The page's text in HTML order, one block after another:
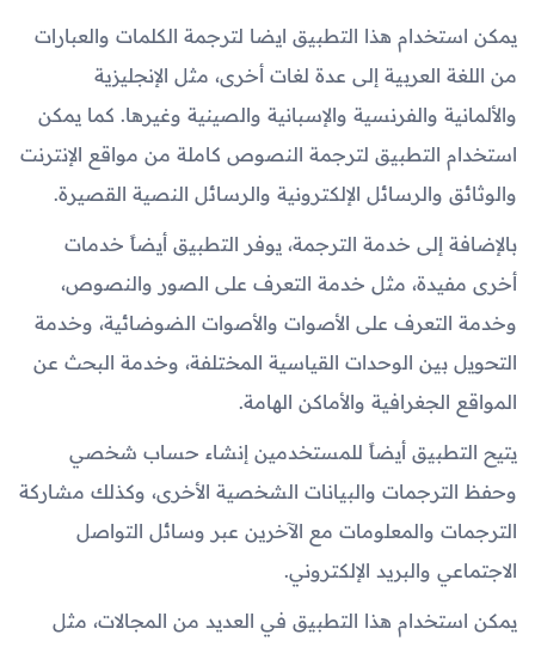
يمكن استخدام هذا التطبيق ايضا لترجمة الكلمات والعبارات
من اللغة العربية إلى عدة لغات أخرى، مثل الإنجليزية
والألمانية والفرنسية والإسبانية والصينية وغيرها. كما يمكن
استخدام التطبيق لترجمة النصوص كاملة من مواقع الإنترنت
والوثائق والرسائل الإلكترونية والرسائل النصية القصيرة.
بالإضافة إلى خدمة الترجمة، يوفر التطبيق أيضاً خدمات
أخرى مفيدة، مثل خدمة التعرف على الصور والنصوص،
وخدمة التعرف على الأصوات والأصوات الضوضائية، وخدمة
التحويل بين الوحدات القياسية المختلفة، وخدمة البحث عن
المواقع الجغرافية والأماكن الهامة.
يتيح التطبيق أيضاً للمستخدمين إنشاء حساب شخصي
وحفظ الترجمات والبيانات الشخصية الأخرى، وكذلك مشاركة
الترجمات والمعلومات مع الآخرين عبر وسائل التواصل
الاجتماعي والبريد الإلكتروني.
يمكن استخدام هذا التطبيق في العديد من المجالات، مثل